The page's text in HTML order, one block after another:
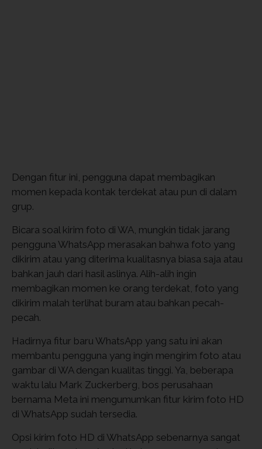
Dengan fitur ini, pengguna dapat membagikan
momen kepada kontak terdekat atau pun di dalam
grup.
Bicara soal kirim foto di WA, mungkin tidak jarang
pengguna WhatsApp merasakan bahwa foto yang
dikirim atau yang diterima kualitasnya biasa saja atau
bahkan jauh dari hasil aslinya. Alih-alih ingin
membagikan momen ke orang terdekat, foto yang
dikirim malah terlihat buram atau bahkan pecah-
pecah.
Hadirnya fitur baru WhatsApp yang satu ini akan
membantu pengguna yang ingin mengirim foto atau
gambar di WA dengan kualitas tinggi. Ya, beberapa
waktu lalu Mark Zuckerberg, bos perusahaan
bernama Meta ini mengumumkan fitur kirim foto HD
di WhatsApp sudah tersedia.
Opsi kirim foto HD di WhatsApp sebenarnya sangat